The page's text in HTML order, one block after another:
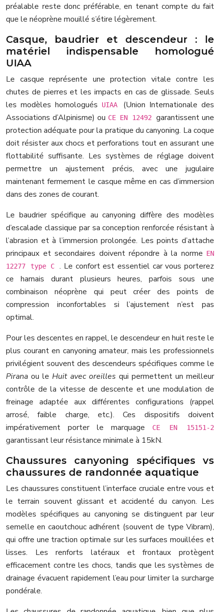
préalable reste donc préférable, en tenant compte du fait
que le néoprène mouillé s’étire légèrement.
Casque, baudrier et descendeur : le
matériel indispensable homologué
UIAA
Le casque représente une protection vitale contre les
chutes de pierres et les impacts en cas de glissade. Seuls
les modèles homologués
UIAA (Union Internationale des
Associations d’Alpinisme) ou CE EN 12492garantissent une
protection adéquate pour la pratique du canyoning. La coque
doit résister aux chocs et perforations tout en assurant une
flottabilité suffisante. Les systèmes de réglage doivent
permettre un ajustement précis, avec une jugulaire
maintenant fermement le casque même en cas d’immersion
dans des zones de courant.
Le baudrier spécifique au canyoning diffère des modèles
d’escalade classique par sa conception renforcée résistant à
l’abrasion et à l’immersion prolongée. Les points d’attache
principaux et secondaires doivent répondre à la norme EN
12277 type C . Le confort est essentiel car vous porterez
ce harnais durant plusieurs heures, parfois sous une
combinaison néoprène qui peut créer des points de
compression inconfortables si l’ajustement n’est pas
optimal.
Pour les descentes en rappel, le descendeur en huit reste le
plus courant en canyoning amateur, mais les professionnels
privilégient souvent des descendeurs spécifiques comme le
Pirana ou le Huit avec oreilles qui permettent un meilleur
contrôle de la vitesse de descente et une modulation de
freinage adaptée aux différentes configurations (rappel
arrosé, faible charge, etc.). Ces dispositifs doivent
impérativement porter le marquage
CE EN 15151-2
garantissant leur résistance minimale à 15kN.
Chaussures canyoning spécifiques vs
chaussures de randonnée aquatique
Les chaussures constituent l’interface cruciale entre vous et
le terrain souvent glissant et accidenté du canyon. Les
modèles spécifiques au canyoning se distinguent par leur
semelle en caoutchouc adhérent (souvent de type Vibram),
qui offre une traction optimale sur les surfaces mouillées et
lisses. Les renforts latéraux et frontaux protègent
efficacement contre les chocs, tandis que les systèmes de
drainage évacuent rapidement l’eau pour limiter la surcharge
pondérale.